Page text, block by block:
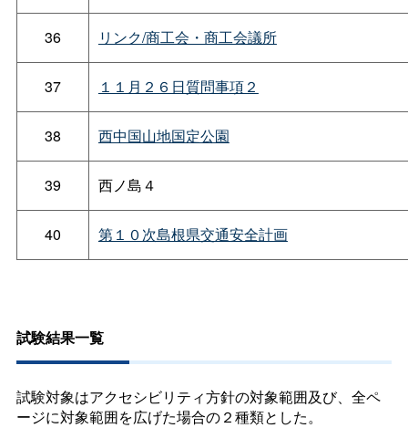
36 リンク/商工会・商工会議所
37 １１月２６日質問事項２
38 西中国山地国定公園
39 西ノ島４
40 第１０次島根県交通安全計画
試験結果一覧
試験対象はアクセシビリティ方針の対象範囲及び、全ペ
ージに対象範囲を広げた場合の２種類とした。